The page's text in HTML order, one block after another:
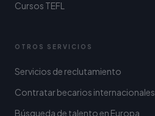
Cursos TEFL
OTROS SERVICIOS
Servicios de reclutamiento
Contratar becarios internacionales
Búsqueda de talento en Europa